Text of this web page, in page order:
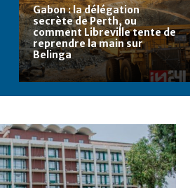
Gabon : la délégation
secrète de Perth, ou
comment Libreville tente de
reprendre la main sur
Belinga